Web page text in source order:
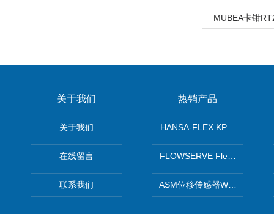
MUBEA卡钳
关于我们
关于我们
在线留言
联系我们
热销产品
HANSA-FLEX KP100P紧凑
FLOWSERVE Flex Wedge闸
ASM位移传感器WS10-750